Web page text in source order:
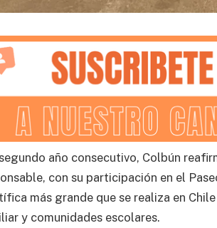
año consecutivo, Colbún
con su participación en el
más grande que se realiza en
y comunidades escolares.